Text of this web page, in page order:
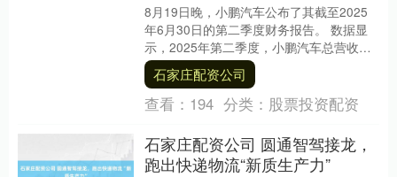
8月19日晚，小鹏汽车公布了其截至2025
年6月30日的第二季度财务报告。 数据显
示，2025年第二季度，小鹏汽车总营收为
人民币182.7亿元，较2024年同期....
石家庄配资公司
查看： 194 分类： 股票投资配资
石家庄配资公司 圆通智驾接龙，
跑出快递物流“新质生产力”